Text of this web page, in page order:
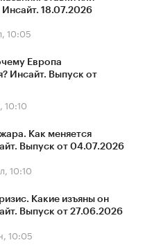
Инсайт. 18.07.2026
10:05
Европа
Инсайт. Выпуск от
10:10
Как меняется
Выпуск от 04.07.2026
10:10
Какие изъяны он
Выпуск от 27.06.2026
10:05